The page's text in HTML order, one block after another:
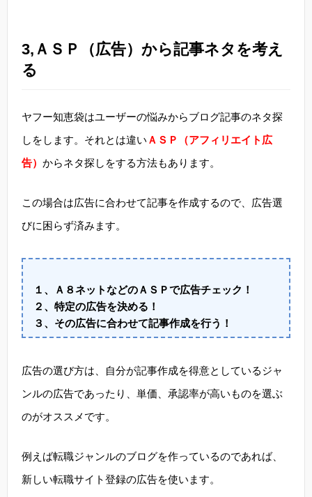
3,ＡＳＰ（広告）から記事ネタを考え
る
ヤフー知恵袋はユーザーの悩みからブログ記事のネタ探
しをします。それとは違い ＡＳＰ（アフィリエイト広
告） からネタ探しをする方法もあります。
この場合は広告に合わせて記事を作成するので、広告選
びに困らず済みます。
１、Ａ８ネットなどのＡＳＰで広告チェック！
２、特定の広告を決める！
３、その広告に合わせて記事作成を行う！
広告の選び方は、自分が記事作成を得意としているジャ
ンルの広告であったり、単価、承認率が高いものを選ぶ
のがオススメです。
例えば転職ジャンルのブログを作っているのであれば、
新しい転職サイト登録の広告を使います。